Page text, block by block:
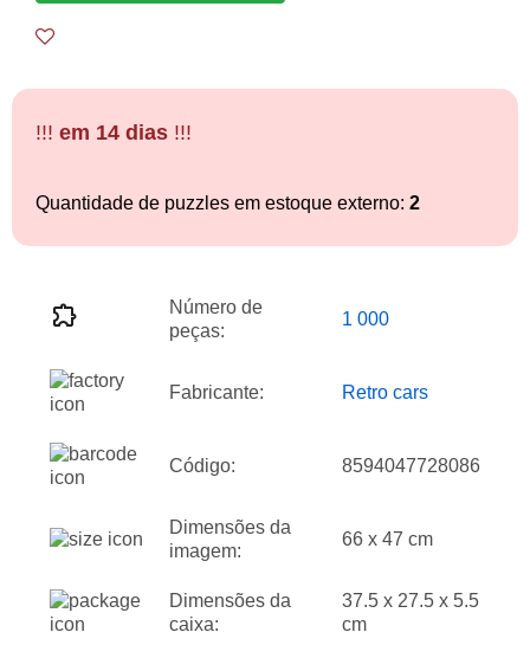
!!! em 14 dias !!!
Quantidade de puzzles em estoque externo: 2
Número de
peças:
1 000
Fabricante: Retro cars
Código: 8594047728086
Dimensões da
imagem:
66 x 47 cm
Dimensões da
caixa:
37.5 x 27.5 x 5.5
cm